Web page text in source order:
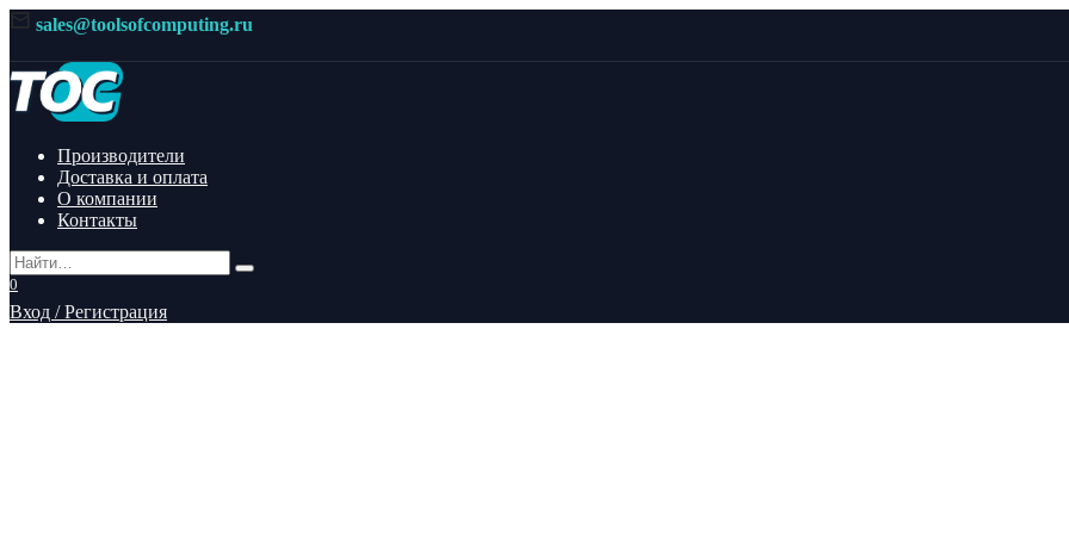
Перейти
содержанию
sales@toolsofcomputing.ru
Производители
Доставка и оплата
О компании
Контакты
Search
for:
0
Вход / Регистрация